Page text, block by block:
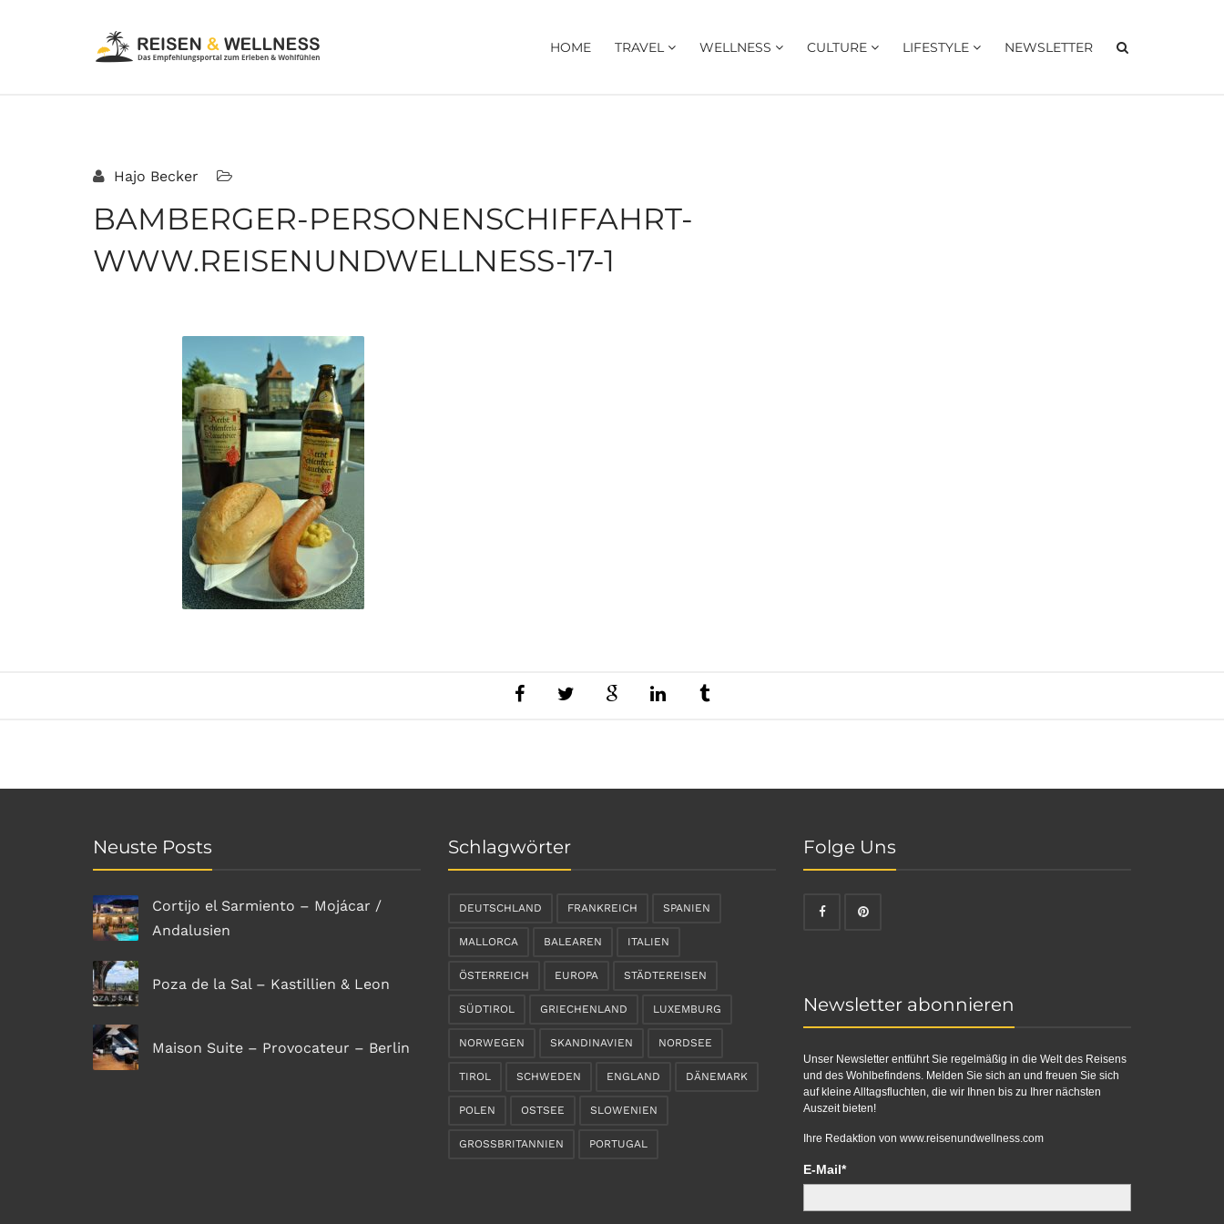
HOME TRAVEL WELLNESS CULTURE LIFESTYLE NEWSLETTER
Hajo Becker
BAMBERGER-PERSONENSCHIFFAHRT-
WWW.REISENUNDWELLNESS-17-1
Neuste Posts
Cortijo el Sarmiento – Mojácar /
Andalusien
Poza de la Sal – Kastillien & Leon
Maison Suite – Provocateur – Berlin
Schlagwörter
DEUTSCHLAND FRANKREICH SPANIEN
MALLORCA BALEAREN ITALIEN
ÖSTERREICH EUROPA STÄDTEREISEN
SÜDTIROL GRIECHENLAND LUXEMBURG
NORWEGEN SKANDINAVIEN NORDSEE
TIROL SCHWEDEN ENGLAND DÄNEMARK
POLEN OSTSEE SLOWENIEN
GROSSBRITANNIEN PORTUGAL
Folge Uns
Newsletter abonnieren
Unser Newsletter entführt Sie regelmäßig in die Welt des Reisens
und des Wohlbefindens. Melden Sie sich an und freuen Sie sich
auf kleine Alltagsfluchten, die wir Ihnen bis zu Ihrer nächsten
Auszeit bieten!
Ihre Redaktion von www.reisenundwellness.com
E-Mail*